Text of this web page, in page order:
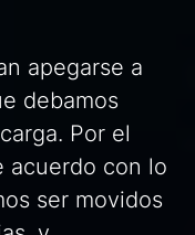
apegarse a
debamos
Por el
acuerdo con lo
ser movidos